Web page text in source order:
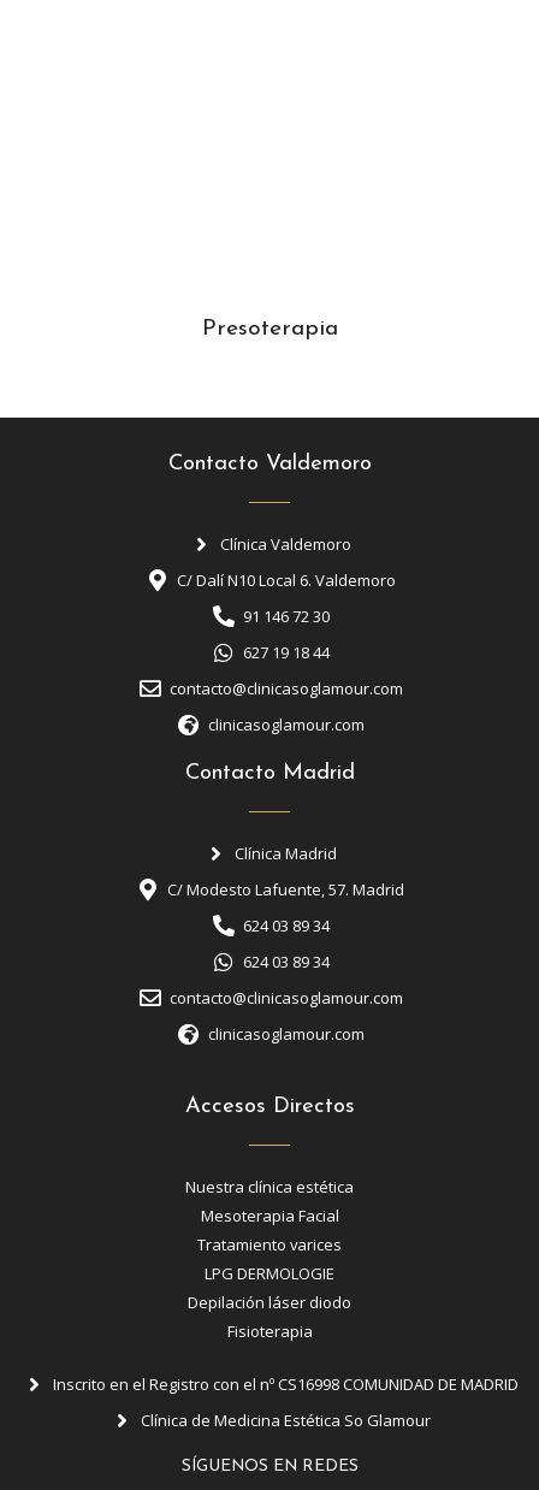
Presoterapia
Contacto Valdemoro
Clínica Valdemoro
C/ Dalí N10 Local 6. Valdemoro
91 146 72 30
627 19 18 44
contacto@clinicasoglamour.com
clinicasoglamour.com
Contacto Madrid
Clínica Madrid
C/ Modesto Lafuente, 57. Madrid
624 03 89 34
624 03 89 34
contacto@clinicasoglamour.com
clinicasoglamour.com
Accesos Directos
Nuestra clínica estética
Mesoterapia Facial
Tratamiento varices
LPG DERMOLOGIE
Depilación láser diodo
Fisioterapia
Inscrito en el Registro con el nº CS16998 COMUNIDAD DE MADRID
Clínica de Medicina Estética So Glamour
SÍGUENOS EN REDES